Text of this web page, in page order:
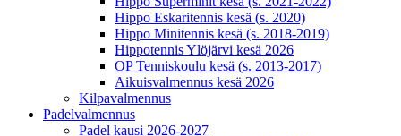
Hippo Eskaritennis kesä (s. 2020)
Hippo Minitennis kesä (s. 2018-2019)
Hippotennis Ylöjärvi kesä 2026
OP Tenniskoulu kesä (s. 2013-2017)
Aikuisvalmennus kesä 2026
Kilpavalmennus
Padelvalmennus
Padel kausi 2026-2027